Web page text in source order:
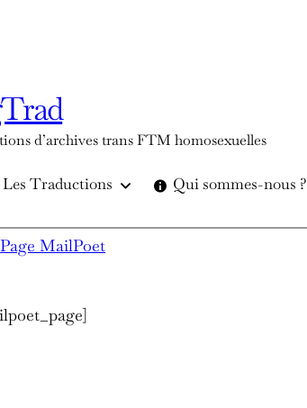
d’archives trans FTM homosexuelles
Les Traductions Qui sommes-nous ?
Page MailPoet